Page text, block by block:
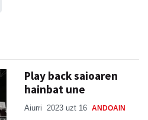
Play back saioaren
hainbat une
Aiurri 2023 uzt 16 ANDOAIN